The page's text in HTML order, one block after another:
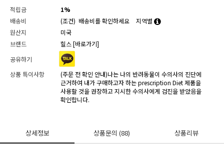
적립금
1%
배송비
(조건) 배송비를 확인하세요
지역별
원산지
미국
브랜드
힐스 [바로가기]
공유하기
상품 특이사항
(주문 전 확인 안내)나는 나의 반려동물이 수의사의 진단에
근거하여 내가 구매하고자 하는 prescription Diet 제품을
사용할 것을 권장하고 지시한 수의사에게 검진을 받았음을
확인합니다.
상세정보 상품문의(88) 상품리뷰